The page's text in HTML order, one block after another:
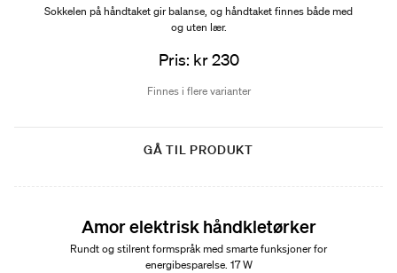
Sokkelen på håndtaket gir balanse, og håndtaket finnes både med
og uten lær.
Pris: kr 230
Finnes i flere varianter
GÅ TIL PRODUKT
Amor elektrisk håndkletørker
Rundt og stilrent formspråk med smarte funksjoner for
energibesparelse. 17 W